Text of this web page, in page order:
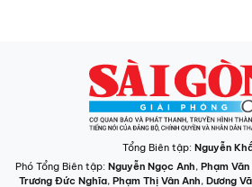
Tổng Biên tập: Nguyễn
Phó Tổng Biên tập: Nguyễn Ngọc Anh, Phạm Văn
Trương Đức Nghĩa, Phạm Thị Vân Anh, Dương